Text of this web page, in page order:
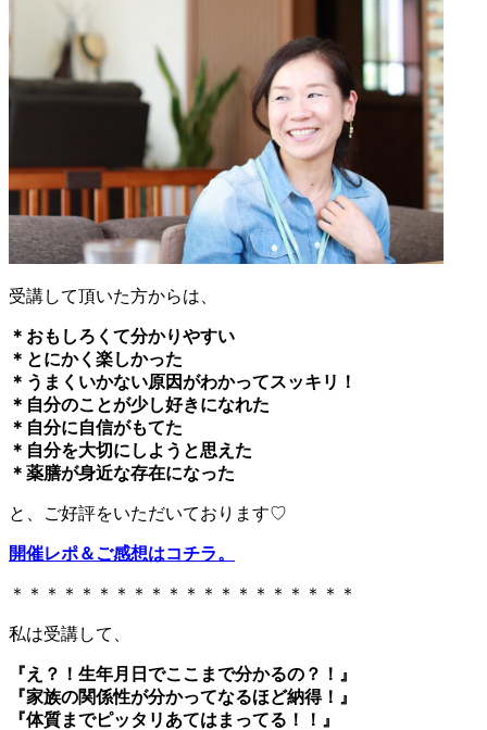
受講して頂いた方からは、
＊おもしろくて分かりやすい
＊とにかく楽しかった
＊うまくいかない原因がわかってスッキリ！
＊自分のことが少し好きになれた
＊自分に自信がもてた
＊自分を大切にしようと思えた
＊薬膳が身近な存在になった
と、ご好評をいただいております♡
開催レポ＆ご感想はコチラ。
＊＊＊＊＊＊＊＊＊＊＊＊＊＊＊＊＊＊＊＊
私は受講して、
『え？！生年月日でここまで分かるの？！』
『家族の関係性が分かってなるほど納得！』
『体質までピッタリあてはまってる！！』